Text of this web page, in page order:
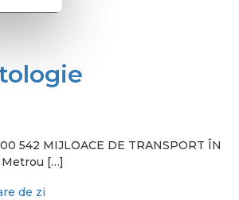
542 MIJLOACE DE TRANSPORT ÎN
Metrou […]
de zi